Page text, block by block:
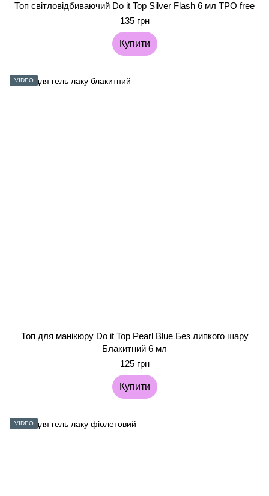
Топ світловідбиваючий Do it Top Silver Flash 6 мл TPO free
135 грн
Купити
VIDEO
Топ для манікюру Do it Top Pearl Blue Без липкого шару
Блакитний 6 мл
125 грн
Купити
VIDEO